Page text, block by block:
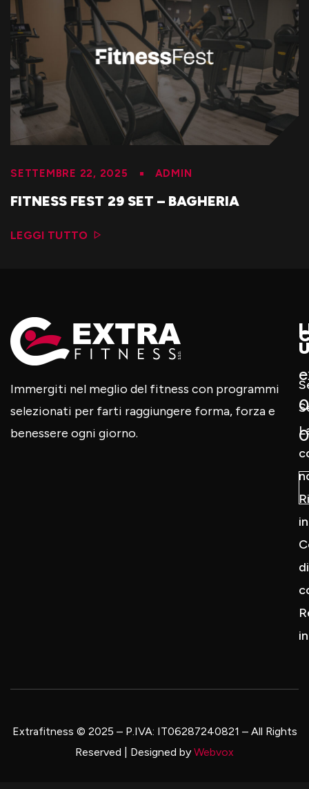
SETTEMBRE 22, 2025 ADMIN
FITNESS FEST 29 SET – BAGHERIA
LEGGI TUTTO
Immergiti nel meglio del fitness con programmi
selezionati per farti raggiungere forma, forza e
benessere ogni giorno.
di
Extrafitness © 2025 – P.IVA: IT06287240821 – All Rights
Reserved | Designed by Webvox